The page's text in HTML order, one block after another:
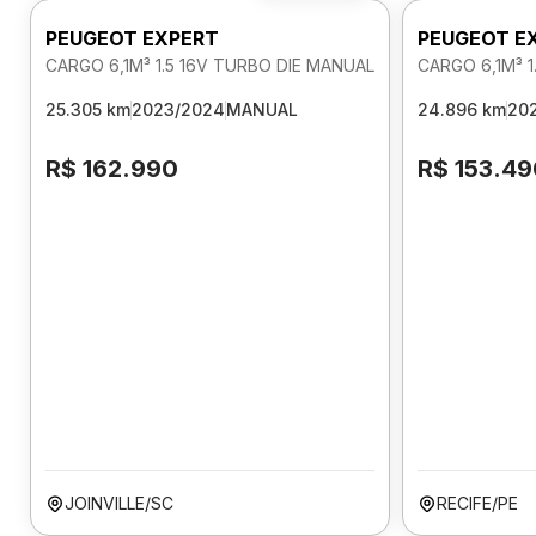
PEUGEOT EXPERT
CARGO 6,1M³ 1.5 16V TURBO DIE MANUAL
25.305 km2023/2024MANUAL
R$ 162.990
JOINVILLE/SC
PEUGEOT
CARGO 6,1M³
24.896 km
R$
RECIFE/PE